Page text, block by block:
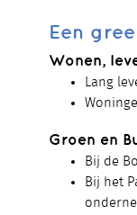
Een
Wonen,
Lang
Groen en
Bij de
Bij het